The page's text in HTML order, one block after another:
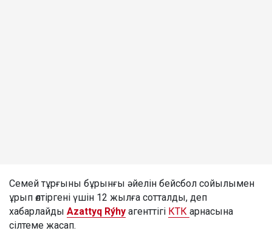
Семей тұрғыны бұрынғы әйелін бейсбол сойылымен
ұрып өлтіргені үшін 12 жылға сотталды, деп
хабарлайды Azattyq Rýhy агенттігі КТК арнасына
сілтеме жасап.